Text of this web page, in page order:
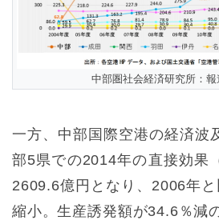
中部圏社会経済研究所：報
一方、中部国際空港の経済波
部5県での2014年の直接効果
2609.6億円となり、2006年
縮小。生産誘発額が34.6％減